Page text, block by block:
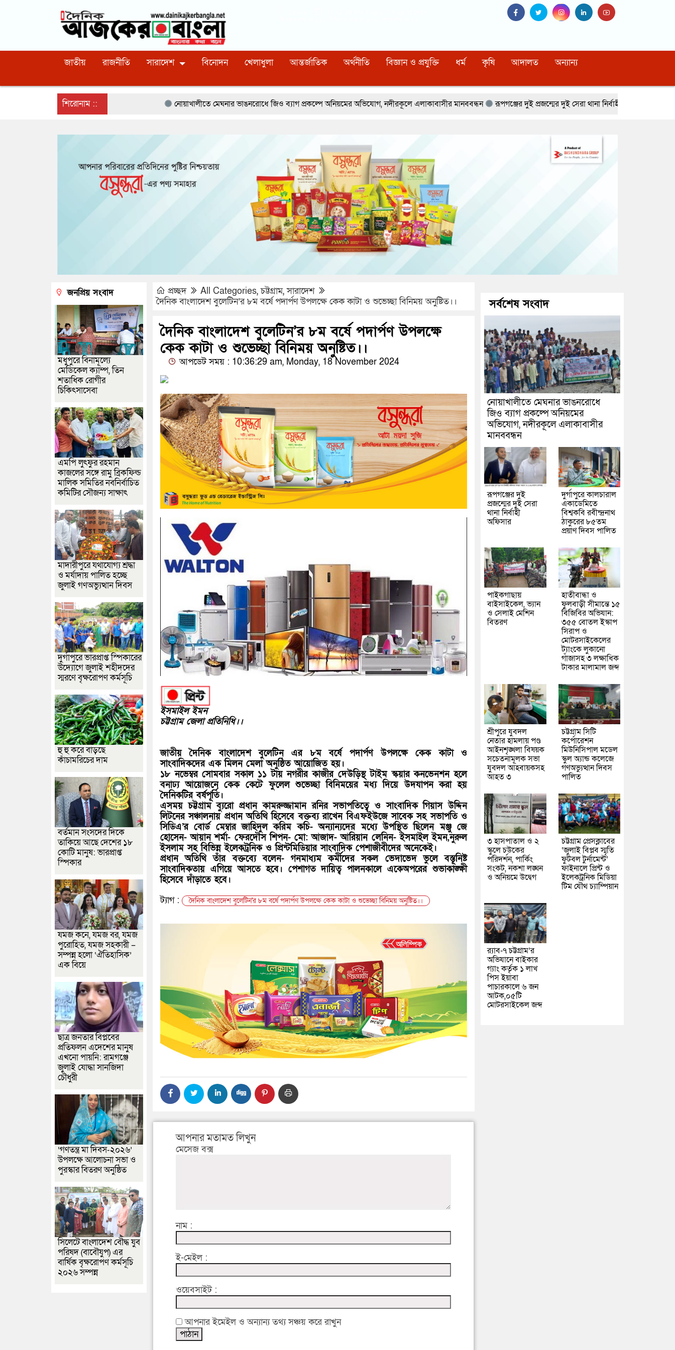
জাতীয় রাজনীতি সারাদেশ বিনোদন খেলাধুলা আন্তর্জাতিক অর্থনীতি বিজ্ঞান ও প্রযুক্তি ধর্ম কৃষি আদালত অন্যান্য
শিরোনাম :: নোয়াখালীতে মেঘনার ভাঙনরোধে জিও ব্যাগ প্রকল্পে অনিয়মের অভিযোগ, নদীরকূলে এলাকাবাসীর মানববন্ধন রূপগঞ্জের দুই প্রজন্মের দুই সেরা থানা নির্বাহী অফিসার দুর্গাপুরে কালচারাল
প্রচ্ছদ All Categories,চট্টগ্রাম,সারাদেশ
দৈনিক বাংলাদেশ বুলেটিন’র ৮ম বর্ষে পদার্পণ উপলক্ষে কেক কাটা ও শুভেচ্ছা বিনিময় অনুষ্টিত।।
দৈনিক বাংলাদেশ বুলেটিন’র ৮ম বর্ষে পদার্পণ উপলক্ষে
কেক কাটা ও শুভেচ্ছা বিনিময় অনুষ্টিত।।
আপডেট সময় : 10:36:29 am, Monday, 18 November 2024
ইসমাইল ইমন
চট্টগ্রাম জেলা প্রতিনিধি।।
জাতীয় দৈনিক বাংলাদেশ বুলেটিন এর ৮ম বর্ষে পদার্পণ উপলক্ষে কেক কাটা ও
সাংবাদিকদের এক মিলন মেলা অনুষ্ঠিত আয়োজিত হয়।
১৮ নভেম্বর সোমবার সকাল ১১ টায় নগরীর কাজীর দেউড়িস্থ টাইম স্কয়ার কনভেনশন হলে
বনাঢ্য আয়োজনে কেক কেটে ফুলেল শুভেচ্ছা বিনিময়ের মধ্য দিয়ে উদযাপন করা হয়
দৈনিকটির বর্ষপূর্তি।
এসময় চট্টগ্রাম ব্যুরো প্রধান কামরুজ্জামান রনির সভাপতিত্বে ও সাংবাদিক গিয়াস উদ্দিন
লিটনের সঞ্চালনায় প্রধান অতিথি হিসেবে বক্তব্য রাখেন বিএফইউজে সাবেক সহ সভাপতি ও
সিডিএ’র বোর্ড মেম্বার জাহিদুল করিম কচি- অন্যান্যদের মধ্যে উপস্থিত ছিলেন মঞ্জু জে
হোসেন- আয়ান শর্মা- ফেরদৌস শিপন- মো: আজাদ- আরিয়ান লেনিন- ইসমাইল ইমন,নুরুল
ইসলাম সহ বিভিন্ন ইলেকট্রনিক ও প্রিন্টমিডিয়ার সাংবাদিক পেশাজীবীদের অনেকেই।
প্রধান অতিথি তাঁর বক্তব্যে বলেন- গনমাধ্যম কর্মীদের সকল ভেদাভেদ ভুলে বস্তূনিষ্ট
সাংবাদিকতায় এগিয়ে আসতে হবে। পেশাগত দায়িত্ব পালনকালে একেঅপরের শুভাকাঙ্ক্ষী
হিসেবে দাঁড়াতে হবে।
ট্যাগ :
দৈনিক বাংলাদেশ বুলেটিন'র ৮ম বর্ষে পদার্পণ উপলক্ষে কেক কাটা ও শুভেচ্ছা বিনিময় অনুষ্টিত।।
আপনার মতামত লিখুন
মেসেজ বক্স
নাম :
ই-মেইল :
ওয়েবসাইট :
আপনার ইমেইল ও অন্যান্য তথ্য সঞ্চয় করে রাখুন
জনপ্রিয় সংবাদ
মধুপুরে বিনামূল্যে
মেডিকেল ক্যাম্প, তিন
শতাধিক রোগীর
চিকিৎসাসেবা
এমপি লুৎফুর রহমান
কাজলের সঙ্গে রামু ব্রিকফিল্ড
মালিক সমিতির নবনির্বাচিত
কমিটির সৌজন্য সাক্ষাৎ
মাদারীপুরে যথাযোগ্য শ্রদ্ধা
ও মর্যাদায় পালিত হচ্ছে
জুলাই গণঅভ্যুত্থান দিবস
দুর্গাপুরে ভারপ্রাপ্ত স্পিকারের
উদ্যোগে জুলাই শহীদদের
স্মরণে বৃক্ষরোপণ কর্মসূচি
হু হু করে বাড়ছে
কাঁচামরিচের দাম
বর্তমান সংসদের দিকে
তাকিয়ে আছে দেশের ১৮
কোটি মানুষ: ভারপ্রাপ্ত
স্পিকার
যমজ কনে, যমজ বর, যমজ
পুরোহিত, যমজ সহকারী –
সম্পন্ন হলো ‘ঐতিহাসিক’
এক বিয়ে
ছাত্র জনতার বিপ্লবের
প্রতিফলন এদেশের মানুষ
এখনো পায়নি: রামগঞ্জে
জুলাই যোদ্ধা সানজিদা
চৌধুরী
‘গণতন্ত্র মা দিবস-২০২৬’
উপলক্ষে আলোচনা সভা ও
পুরস্কার বিতরণ অনুষ্ঠিত
সিলেটে বাংলাদেশ বৌদ্ধ যুব
পরিষদ (বাবৌযুপ) এর
বার্ষিক বৃক্ষরোপণ কর্মসূচি
২০২৬ সম্পন্ন
সর্বশেষ সংবাদ
নোয়াখালীতে মেঘনার ভাঙনরোধে
জিও ব্যাগ প্রকল্পে অনিয়মের
অভিযোগ, নদীরকূলে এলাকাবাসীর
মানববন্ধন
রূপগঞ্জের দুই
প্রজন্মের দুই সেরা
থানা নির্বাহী
অফিসার
দুর্গাপুরে কালচারাল
একাডেমিতে
বিশ্বকবি রবীন্দ্রনাথ
ঠাকুরের ৮৫তম
প্রয়াণ দিবস পালিত
পাইকগাছায়
বাইসাইকেল, ভ্যান
ও সেলাই মেশিন
বিতরণ
হাতীবান্ধা ও
ফুলবাড়ী সীমান্তে ১৫
বিজিবির অভিযান:
৩৫৫ বোতল ইস্কাপ
সিরাপ ও
মোটরসাইকেলের
ট্যাংকে লুকানো
গাঁজাসহ ৩ লক্ষাধিক
টাকার মালামাল জব্দ
শ্রীপুরে যুবদল
নেতার হামলায় পণ্ড
আইনশৃঙ্খলা বিষয়ক
সচেতনামূলক সভা
যুবদল আহবায়কসহ
আহত ৩
চট্টগ্রাম সিটি
কর্পোরেশন
মিউনিসিপাল মডেল
স্কুল অ্যান্ড কলেজে
গণঅভ্যুত্থান দিবস
পালিত
৩ হাসপাতাল ও ২
স্কুলে চউকের
পরিদর্শন, পার্কিং
সংকট, নকশা লঙ্ঘন
ও অনিয়মে উদ্বেগ
চট্টগ্রাম প্রেসক্লাবের
‘জুলাই বিপ্লব স্মৃতি
ফুটবল টুর্নামেন্ট’
ফাইনালে প্রিন্ট ও
ইলেকট্রনিক মিডিয়া
টিম যৌথ চ্যাম্পিয়ান
র‌্যাব-৭ চট্টগ্রাম’র
অভিযানে বাইকার
গ্যাং কর্তৃক ১ লাখ
পিস ইয়াবা
পাচারকালে ৬ জন
আটক,০৫টি
মোটরসাইকেল জব্দ